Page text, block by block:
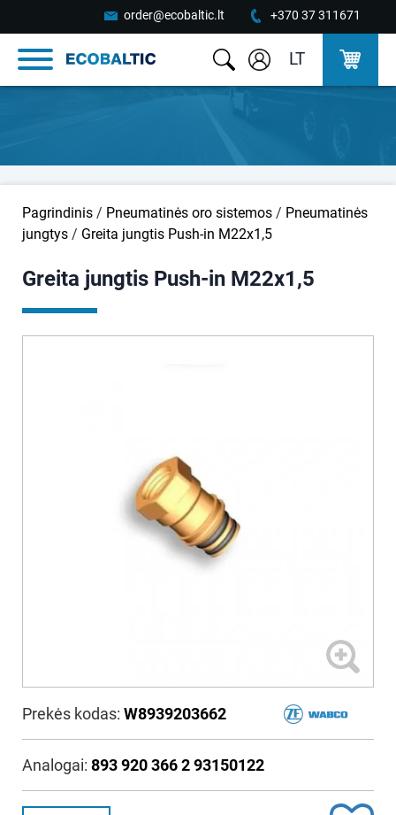
order@ecobaltic.lt +370 37 311671
LT
Pagrindinis / Pneumatinės oro sistemos / Pneumatinės
jungtys / Greita jungtis Push-in M22x1,5
Greita jungtis Push-in M22x1,5
Prekės kodas: W8939203662
Analogai: 893 920 366 2 93150122